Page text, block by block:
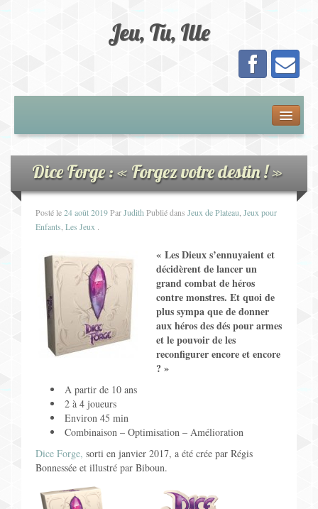
Jeu, Tu, Ille
Adhésion
Calendrier
Les Jeux
Jeux de Plateau
Jeux de Cartes
Jeux pour Enfants
Contact
Dice Forge : « Forgez votre destin ! »
Posté le24 août 2019ParJudith Publié dans Jeux de Plateau Jeux pour
Enfants Les Jeux
« Les Dieux s’ennuyaient et
décidèrent de lancer un
grand combat de héros
contre monstres. Et quoi de
plus sympa que de donner
aux héros des dés pour armes
et le pouvoir de les
reconfigurer encore et encore
? »
A partir de 10 ans
2 à 4 joueurs
Environ 45 min
Combinaison – Optimisation – Amélioration
Dice Forge, sorti en janvier 2017, a été crée par Régis
Bonnessée et illustré par Biboun.